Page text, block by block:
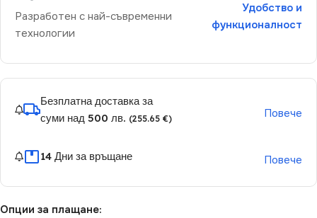
Разработен с най-съвременни
технологии
Удобство и
функционалност
Безплатна доставка за
суми над 500 лв. (255.65 €) Повече
14 Дни за връщане Повече
Опции за плащане: